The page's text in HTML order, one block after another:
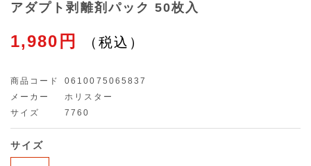
アダプト剥離剤パック 50枚入
1,980円
商品コード
0610075065837
メーカー
ホリスター
サイズ
7760
サイズ